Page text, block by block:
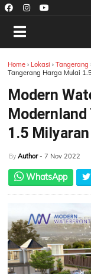
Home › Lokasi › Tangerang
Tangerang Harga Mulai
Modern
1.5 Milyaran
By Author - 7 Nov 2022
WhatsApp